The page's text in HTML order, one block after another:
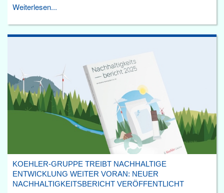
Weiterlesen...
KOEHLER-GRUPPE TREIBT NACHHALTIGE
ENTWICKLUNG WEITER VORAN: NEUER
NACHHALTIGKEITSBERICHT VERÖFFENTLICHT